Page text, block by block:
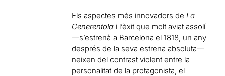
Els aspectes més innovadors de La
Cenerentola i l’èxit que molt aviat assolí
—s’estrenà a Barcelona el 1818, un any
després de la seva estrena absoluta—
neixen del contrast violent entre la
personalitat de la protagonista, el